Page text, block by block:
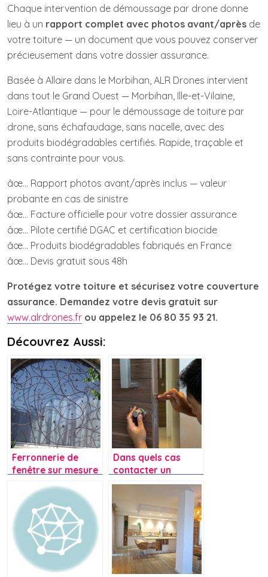
Chaque intervention de démoussage par drone donne
lieu à un rapport complet avec photos avant/après de
votre toiture — un document que vous pouvez conserver
précieusement dans votre dossier assurance.
Basée à Allaire dans le Morbihan, ALR Drones intervient
dans tout le Grand Ouest — Morbihan, Ille-et-Vilaine,
Loire-Atlantique — pour le démoussage de toiture par
drone, sans échafaudage, sans nacelle, avec des
produits biodégradables certifiés. Rapide, traçable et
sans contrainte pour vous.
âœ… Rapport photos avant/après inclus — valeur
probante en cas de sinistre
âœ… Facture officielle pour votre dossier assurance
âœ… Pilote certifié DGAC et certification biocide
âœ… Produits biodégradables fabriqués en France
âœ… Devis gratuit sous 48h
Protégez votre toiture et sécurisez votre couverture
assurance. Demandez votre devis gratuit sur
www.alrdrones.fr ou appelez le 06 80 35 93 21.
Découvrez Aussi:
Ferronnerie de
fenêtre sur mesure
artisanale pour
votre habitation
Dans quels cas
contacter un
serrurier en